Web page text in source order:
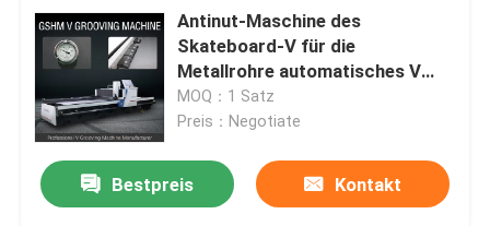
Antinut-Maschine des
Skateboard-V für die
Metallrohre automatisches V
Maschine fugend
MOQ：1 Satz
Preis：Negotiate
Bestpreis Kontakt